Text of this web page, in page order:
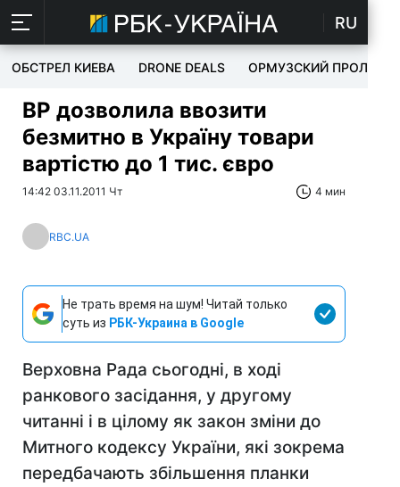
RU
ОБСТРЕЛ КИЕВА DRONE DEALS ОРМУЗСКИЙ ПРОЛИВ
ВР дозволила ввозити
безмитно в Україну товари
вартістю до 1 тис. євро
14:42 03.11.2011 Чт 4 мин
RBC.UA
Не трать время на шум! Читай только
суть из РБК-Украина в Google
Верховна Рада сьогодні, в ході
ранкового засідання, у другому
читанні і в цілому як закон зміни до
Митного кодексу України, які зокрема
передбачають збільшення планки